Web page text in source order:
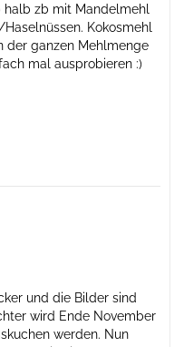
zb mit Mandelmehl
Kokosmehl
der ganzen Mehlmenge
mal ausprobieren :)
und die Bilder sind
wird Ende November
werden. Nun